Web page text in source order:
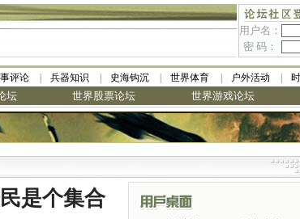
用户名：
密 码：
评论 兵器知识 史海钩沉 世界体育 户外活动
坛 世界股票论坛 世界游戏论坛
是个集合